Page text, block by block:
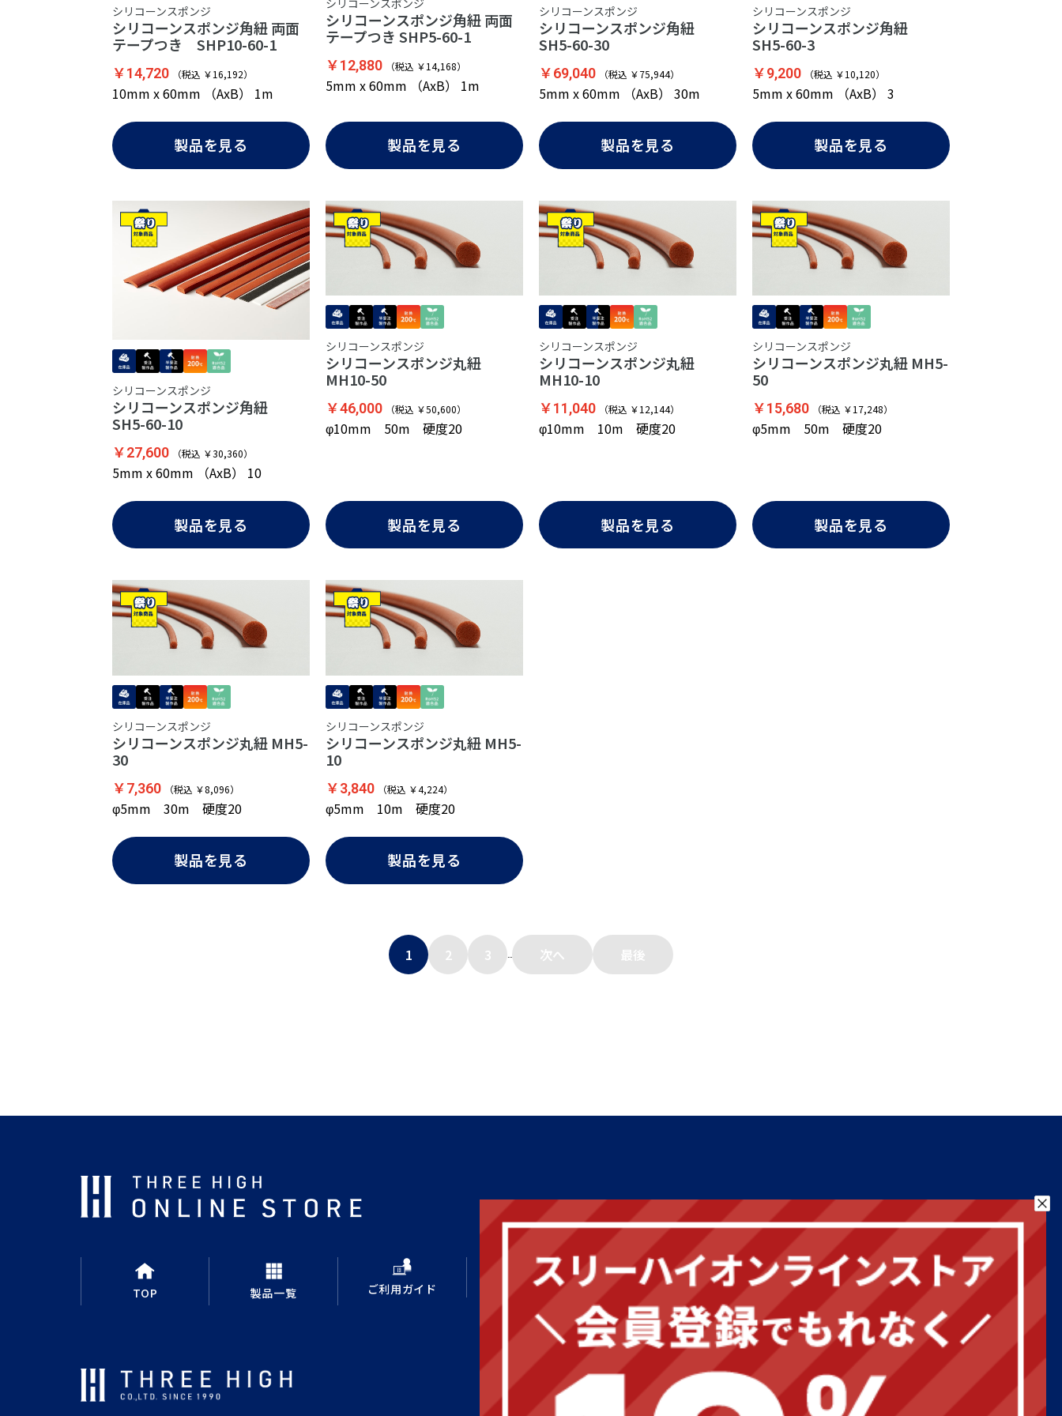
シリコーンスポンジ
シリコーンスポンジ角紐 両面
テープつき SHP10-60-1
￥14,720 （税込 ￥16,192）
10mm x 60mm （AxB） 1m
製品を見る
シリコーンスポンジ角紐 両面
テープつき SHP5-60-1
￥12,880 （税込 ￥14,168）
5mm x 60mm （AxB） 1m
製品を見る
シリコーンスポンジ
シリコーンスポンジ角紐
SH5-60-30
￥69,040 （税込 ￥75,944）
5mm x 60mm （AxB） 30m
製品を見る
シリコーンスポンジ
シリコーンスポンジ角紐
SH5-60-3
￥9,200 （税込 ￥10,120）
5mm x 60mm （AxB） 3
製品を見る
シリコーンスポンジ
シリコーンスポンジ角紐
SH5-60-10
￥27,600 （税込 ￥30,360）
5mm x 60mm （AxB） 10
製品を見る
シリコーンスポンジ
シリコーンスポンジ丸紐
MH10-50
￥46,000 （税込 ￥50,600）
φ10mm 50m 硬度20
製品を見る
シリコーンスポンジ
シリコーンスポンジ丸紐
MH10-10
￥11,040 （税込 ￥12,144）
φ10mm 10m 硬度20
製品を見る
シリコーンスポンジ
シリコーンスポンジ丸紐 MH5-
50
￥15,680 （税込 ￥17,248）
φ5mm 50m 硬度20
製品を見る
シリコーンスポンジ
シリコーンスポンジ丸紐 MH5-
30
￥7,360 （税込 ￥8,096）
φ5mm 30m 硬度20
製品を見る
シリコーンスポンジ
シリコーンスポンジ丸紐 MH5-
10
￥3,840 （税込 ￥4,224）
φ5mm 10m 硬度20
製品を見る
1 2 3 次へ 最後
営業日カレンダー
2026年8月
TOP 製品一覧 ご利用ガイド 新規会員登録 ログイン お気に入り お問い合わせ
スリーハイコーポレートサイト